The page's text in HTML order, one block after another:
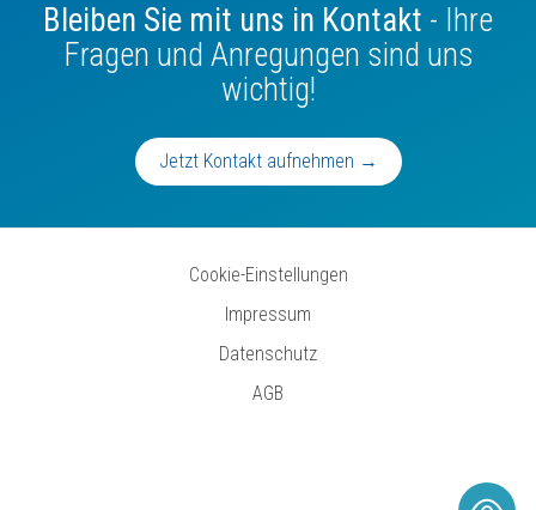
Bleiben Sie mit uns in Kontakt - Ihre
Fragen und Anregungen sind uns
wichtig!
Jetzt Kontakt aufnehmen →
Cookie-Einstellungen
Impressum
Datenschutz
AGB